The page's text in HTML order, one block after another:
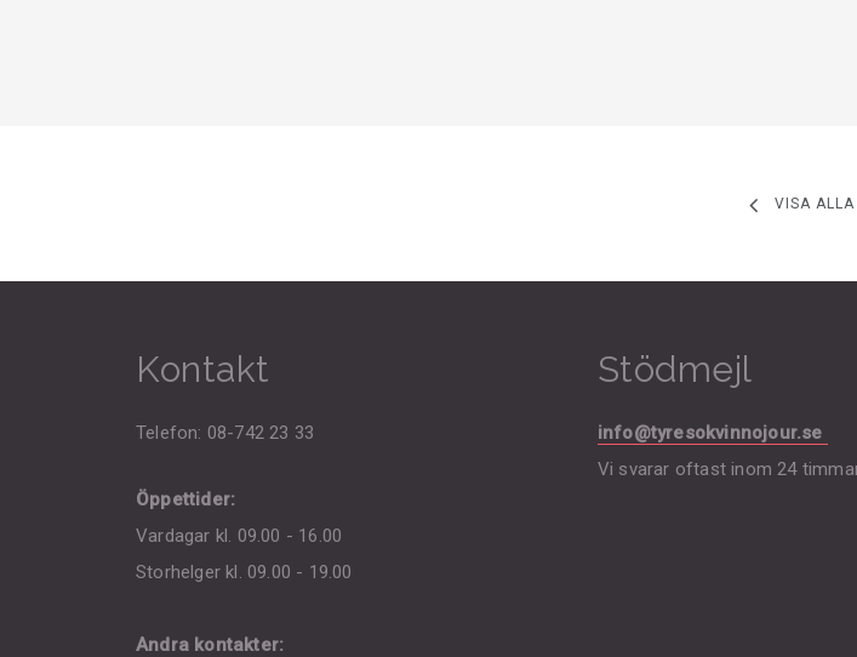
VISA ALLA
Kontakt
Telefon: 08-742 23 33
Öppettider:
Vardagar kl. 09.00 - 16.00
Storhelger kl. 09.00 - 19.00
Andra kontakter:
Stödmejl
info@tyresokvinnojour.se
Vi svarar oftast inom 24